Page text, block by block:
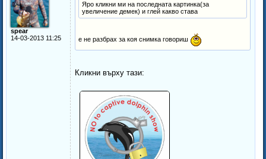
spear
14-03-2013 11:25
Яро кликни ми на последната картинка(за
увеличение демек) и глей какво става
е не разбрах за коя снимка говориш
Кликни върху тази: